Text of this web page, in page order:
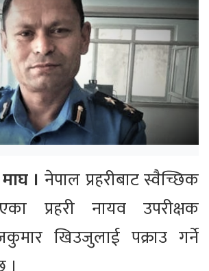
। नेपाल प्रहरीबाट स्वैच्छिक
प्रहरी नायव उपरीक्षक
खिउजुलाई पक्राउ गर्ने